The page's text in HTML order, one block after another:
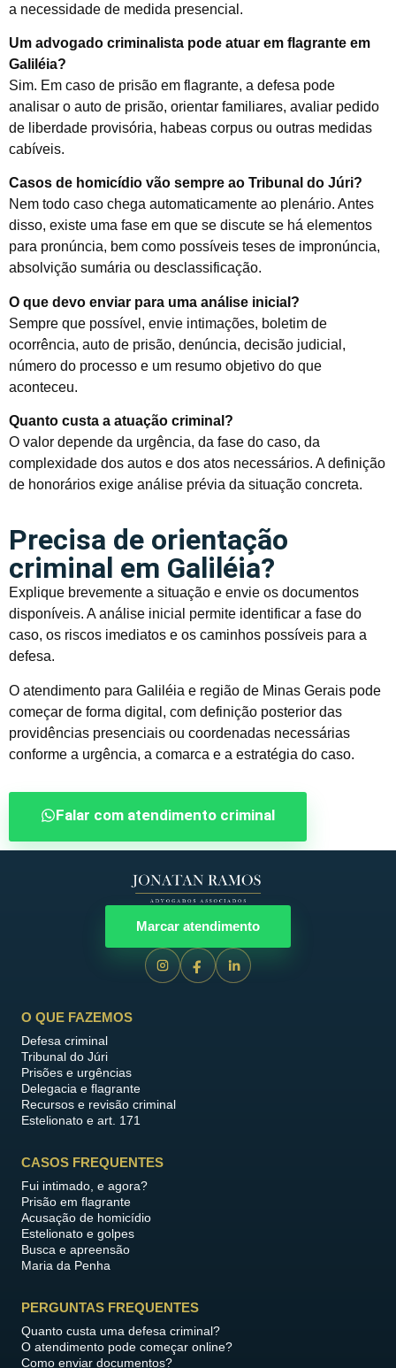
a necessidade de medida presencial.
Um advogado criminalista pode atuar em flagrante em
Galiléia?
Sim. Em caso de prisão em flagrante, a defesa pode
analisar o auto de prisão, orientar familiares, avaliar pedido
de liberdade provisória, habeas corpus ou outras medidas
cabíveis.
Casos de homicídio vão sempre ao Tribunal do Júri?
Nem todo caso chega automaticamente ao plenário. Antes
disso, existe uma fase em que se discute se há elementos
para pronúncia, bem como possíveis teses de impronúncia,
absolvição sumária ou desclassificação.
O que devo enviar para uma análise inicial?
Sempre que possível, envie intimações, boletim de
ocorrência, auto de prisão, denúncia, decisão judicial,
número do processo e um resumo objetivo do que
aconteceu.
Quanto custa a atuação criminal?
O valor depende da urgência, da fase do caso, da
complexidade dos autos e dos atos necessários. A definição
de honorários exige análise prévia da situação concreta.
Precisa de orientação
criminal em Galiléia?
Explique brevemente a situação e envie os documentos
disponíveis. A análise inicial permite identificar a fase do
caso, os riscos imediatos e os caminhos possíveis para a
defesa.
O atendimento para Galiléia e região de Minas Gerais pode
começar de forma digital, com definição posterior das
providências presenciais ou coordenadas necessárias
conforme a urgência, a comarca e a estratégia do caso.
Falar com atendimento criminal
Marcar atendimento
O QUE FAZEMOS
Defesa criminal
Tribunal do Júri
Prisões e urgências
Delegacia e flagrante
Recursos e revisão criminal
Estelionato e art. 171
CASOS FREQUENTES
Fui intimado, e agora?
Prisão em flagrante
Acusação de homicídio
Estelionato e golpes
Busca e apreensão
Maria da Penha
PERGUNTAS FREQUENTES
Quanto custa uma defesa criminal?
O atendimento pode começar online?
Como enviar documentos?